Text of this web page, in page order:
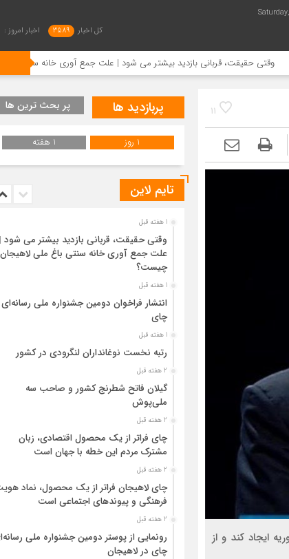
کل اخبار 3589 اخبار امروز :
قربانی بازدید بیشتر می شود | علت جمع آوری خانه سنتی باغ ملی
11
ایجاد کند و از
پربازدید ها پر بحث ترین ها
1 روز 1 هفته
تایم لاین
1 هفته قبل
وقتی حقیقت، قربانی بازدید بیشتر می شود |
علت جمع آوری خانه سنتی باغ ملی لاهیجان
چیست؟
1 هفته قبل
انتشار فراخوان دومین جشنواره ملی رسانه‌ای
چای
1 هفته قبل
رتبه نخست نوغانداران لنگرودی در کشور
2 هفته قبل
گیلان فاتح شطرنج کشور و صاحب سه
ملی‌پوش
2 هفته قبل
چای فراتر از یک محصول اقتصادی، زبان
مشترک مردم این خطه با جهان است
2 هفته قبل
چای لاهیجان فراتر از یک محصول، نماد
فرهنگی و پیوندهای اجتماعی است
2 هفته قبل
رونمایی از پوستر دومین جشنواره ملی
چای در لاهیجان